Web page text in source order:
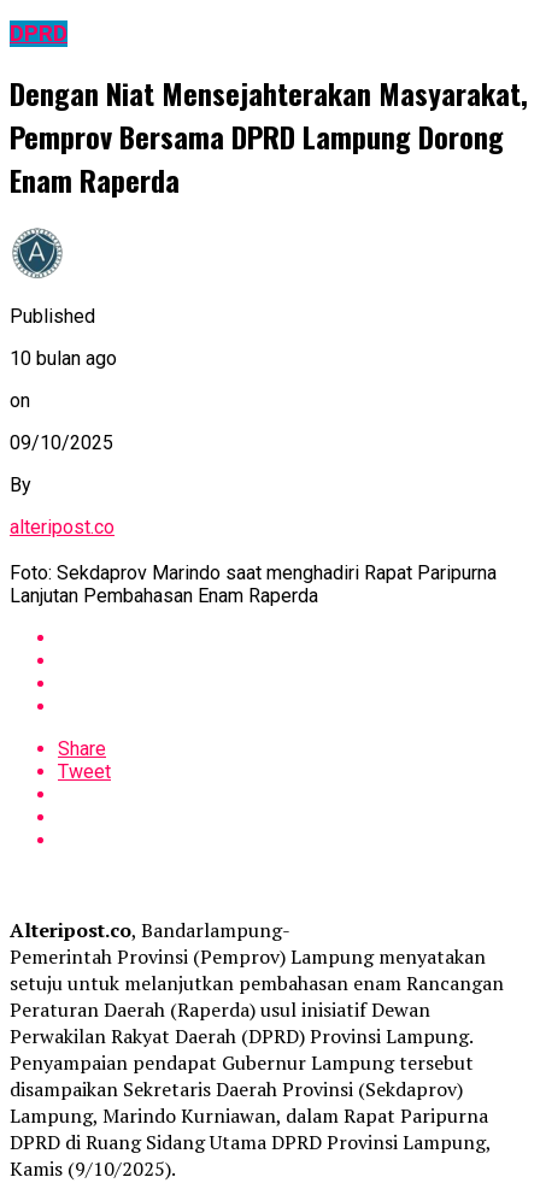
DPRD
Dengan Niat Mensejahterakan Masyarakat,
Pemprov Bersama DPRD Lampung Dorong
Enam Raperda
Published
10 bulan ago
on
09/10/2025
By
alteripost.co
Foto: Sekdaprov Marindo saat menghadiri Rapat Paripurna
Lanjutan Pembahasan Enam Raperda
Share
Tweet
Alteripost.co, Bandarlampung-
Pemerintah Provinsi (Pemprov) Lampung menyatakan
setuju untuk melanjutkan pembahasan enam Rancangan
Peraturan Daerah (Raperda) usul inisiatif Dewan
Perwakilan Rakyat Daerah (DPRD) Provinsi Lampung.
Penyampaian pendapat Gubernur Lampung tersebut
disampaikan Sekretaris Daerah Provinsi (Sekdaprov)
Lampung, Marindo Kurniawan, dalam Rapat Paripurna
DPRD di Ruang Sidang Utama DPRD Provinsi Lampung,
Kamis (9/10/2025).